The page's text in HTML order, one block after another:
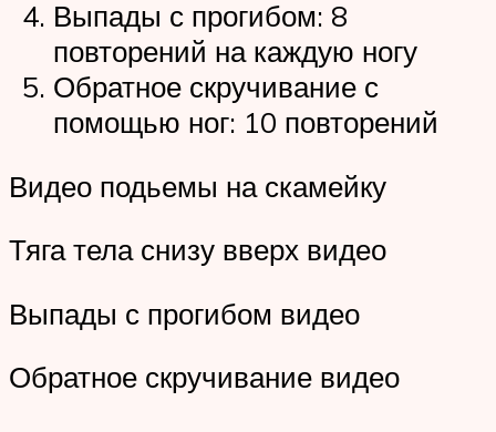
Выпады с прогибом: 8
повторений на каждую ногу
Обратное скручивание с
помощью ног: 10 повторений
Видео подьемы на скамейку
Тяга тела снизу вверх видео
Выпады с прогибом видео
Обратное скручивание видео